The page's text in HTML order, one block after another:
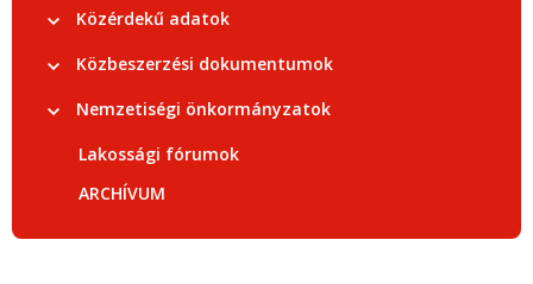
Közérdekű adatok
Közbeszerzési dokumentumok
Nemzetiségi önkormányzatok
Lakossági fórumok
ARCHÍVUM